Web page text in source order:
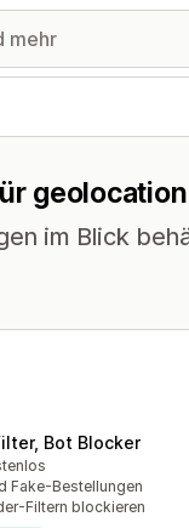
im Blick
Bot Blocker
insgesamt
Fake-Bestellungen
Filtern blockieren